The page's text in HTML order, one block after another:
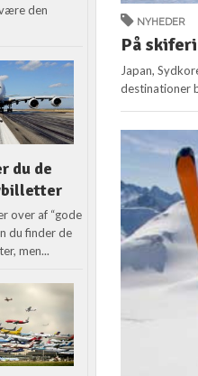
NYHEDER
På
Japan,
destinationer
den
du de
over af “gode
du finder de
men...